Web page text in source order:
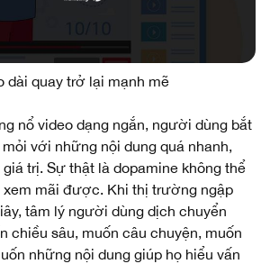
dài quay trở lại mạnh mẽ
nổ video dạng ngắn, người dùng bắt
với những nội dung quá nhanh,
trị. Sự thật là dopamine không thể
mãi được. Khi thị trường ngập
tâm lý người dùng dịch chuyển
chiều sâu, muốn câu chuyện, muốn
những nội dung giúp họ hiểu vấn